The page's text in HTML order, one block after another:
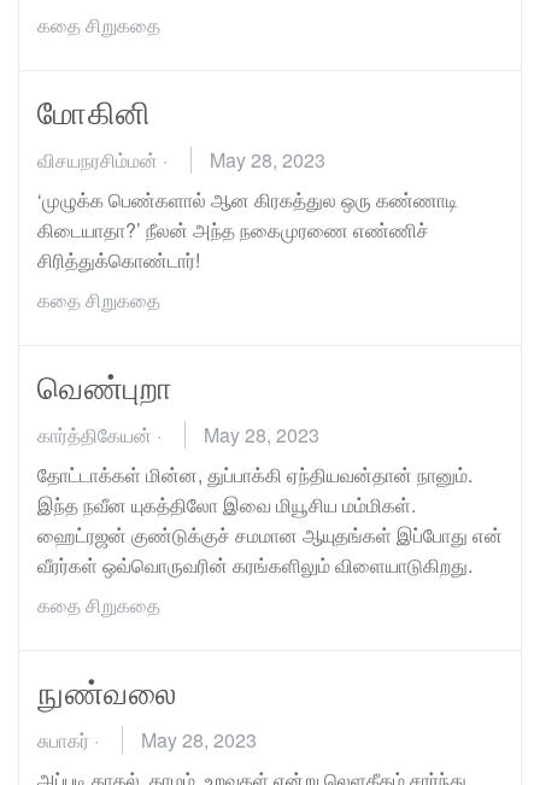
கதைசிறுகதை
மோகினி
விசயநரசிம்மன் ·
May 28, 2023
‘முழுக்க பெண்களால் ஆன கிரகத்துல ஒரு கண்ணாடி
கிடையாதா?’ நீலன் அந்த நகைமுரணை எண்ணிச்
சிரித்துக்கொண்டார்!
கதைசிறுகதை
வெண்புறா
கார்த்திகேயன் ·
May 28, 2023
தோட்டாக்கள் மின்ன, துப்பாக்கி ஏந்தியவன்தான் நானும்.
இந்த நவீன யுகத்திலோ இவை மியூசிய மம்மிகள்.
ஹைட்ரஜன் குண்டுக்குச் சமமான ஆயுதங்கள் இப்போது என்
வீரர்கள் ஒவ்வொருவரின் கரங்களிலும் விளையாடுகிறது.
கதைசிறுகதை
நுண்வலை
சுபாகர் ·
May 28, 2023
அப்படி காதல், காமம், உறவுகள் என்று லெளகீகம் சார்ந்து